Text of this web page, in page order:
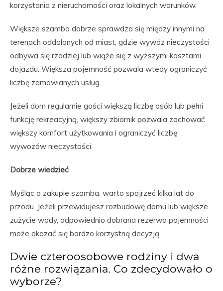
korzystania z nieruchomości oraz lokalnych warunków.
Większe szambo dobrze sprawdza się między innymi na
terenach oddalonych od miast, gdzie wywóz nieczystości
odbywa się rzadziej lub wiąże się z wyższymi kosztami
dojazdu. Większa pojemność pozwala wtedy ograniczyć
liczbę zamawianych usług.
Jeżeli dom regularnie gości większą liczbę osób lub pełni
funkcję rekreacyjną, większy zbiornik pozwala zachować
większy komfort użytkowania i ograniczyć liczbę
wywozów nieczystości.
Dobrze wiedzieć
Myśląc o zakupie szamba, warto spojrzeć kilka lat do
przodu. Jeżeli przewidujesz rozbudowę domu lub większe
zużycie wody, odpowiednio dobrana rezerwa pojemności
może okazać się bardzo korzystną decyzją.
Dwie czteroosobowe rodziny i dwa
różne rozwiązania. Co zdecydowało o
wyborze?